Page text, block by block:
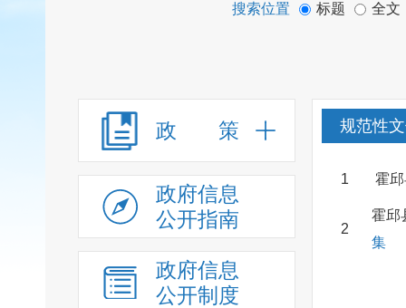
搜索位置 标题 全文
政 策
政府信息
公开指南
政府信息
公开制度
规范性
1 霍
2
霍邱
集